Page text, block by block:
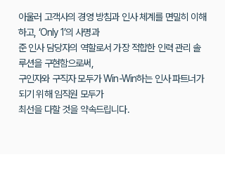
아울러 고객사의 경영 방침과 인사 체계를 면밀히 이해
하고, ‘Only 1’의 사명과
준 인사 담당자의 역할로서 가장 적합한 인력 관리 솔
루션을 구현함으로써,
구인자와 구직자 모두가 Win-Win하는 인사 파트너가
되기 위해 임직원 모두가
최선을 다할 것을 약속드립니다.